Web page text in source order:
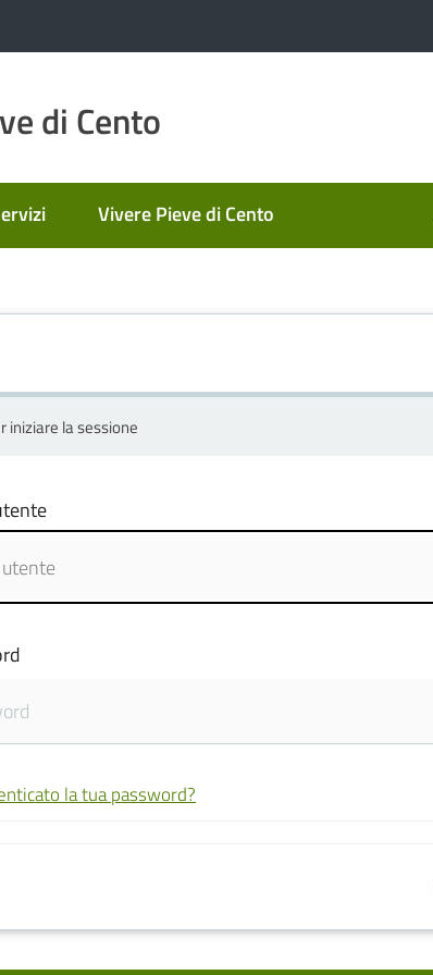
di Cento
Vivere Pieve di Cento
iniziare la sessione
la tua password?